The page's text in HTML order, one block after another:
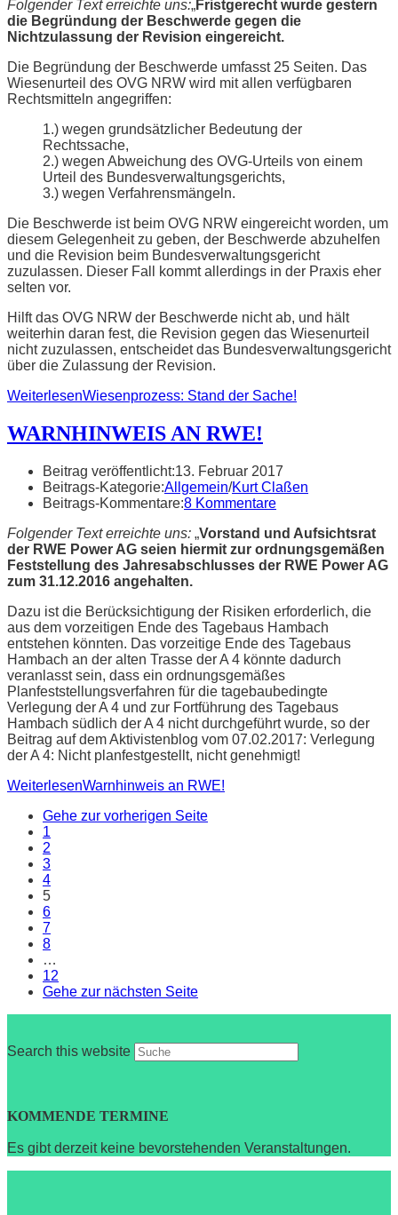
Folgender Text erreichte uns:„Fristgerecht wurde gestern
die Begründung der Beschwerde gegen die
Nichtzulassung der Revision eingereicht.
Die Begründung der Beschwerde umfasst 25 Seiten. Das
Wiesenurteil des OVG NRW wird mit allen verfügbaren
Rechtsmitteln angegriffen:
1.) wegen grundsätzlicher Bedeutung der
Rechtssache,
2.) wegen Abweichung des OVG-Urteils von einem
Urteil des Bundesverwaltungsgerichts,
3.) wegen Verfahrensmängeln.
Die Beschwerde ist beim OVG NRW eingereicht worden, um
diesem Gelegenheit zu geben, der Beschwerde abzuhelfen
und die Revision beim Bundesverwaltungsgericht
zuzulassen. Dieser Fall kommt allerdings in der Praxis eher
selten vor.
Hilft das OVG NRW der Beschwerde nicht ab, und hält
weiterhin daran fest, die Revision gegen das Wiesenurteil
nicht zuzulassen, entscheidet das Bundesverwaltungsgericht
über die Zulassung der Revision.
WeiterlesenWiesenprozess: Stand der Sache!
WARNHINWEIS AN RWE!
Beitrag veröffentlicht:13. Februar 2017
Beitrags-Kategorie:Allgemein/Kurt Claßen
Beitrags-Kommentare:8 Kommentare
Folgender Text erreichte uns: „Vorstand und Aufsichtsrat
der RWE Power AG seien hiermit zur ordnungsgemäßen
Feststellung des Jahresabschlusses der RWE Power AG
zum 31.12.2016 angehalten.
Dazu ist die Berücksichtigung der Risiken erforderlich, die
aus dem vorzeitigen Ende des Tagebaus Hambach
entstehen könnten. Das vorzeitige Ende des Tagebaus
Hambach an der alten Trasse der A 4 könnte dadurch
veranlasst sein, dass ein ordnungsgemäßes
Planfeststellungsverfahren für die tagebaubedingte
Verlegung der A 4 und zur Fortführung des Tagebaus
Hambach südlich der A 4 nicht durchgeführt wurde, so der
Beitrag auf dem Aktivistenblog vom 07.02.2017: Verlegung
der A 4: Nicht planfestgestellt, nicht genehmigt!
WeiterlesenWarnhinweis an RWE!
Gehe zur vorherigen Seite
1
2
3
4
5
6
7
8
…
12
Gehe zur nächsten Seite
Search this website
KOMMENDE TERMINE
Es gibt derzeit keine bevorstehenden Veranstaltungen.